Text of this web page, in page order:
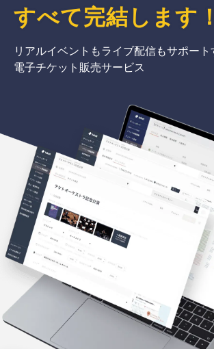
すべて完結 します ！
リアルイベントもライブ配信もサポート
電子チケット販売サービス